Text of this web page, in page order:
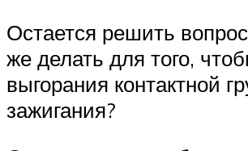
Остается решить
же делать для того,
выгорания контактной
зажигания?